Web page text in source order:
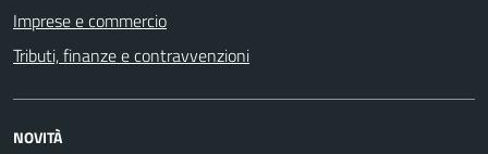
Imprese e commercio
Tributi, finanze e contravvenzioni
NOVITÀ